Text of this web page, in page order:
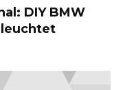
DIY BMW